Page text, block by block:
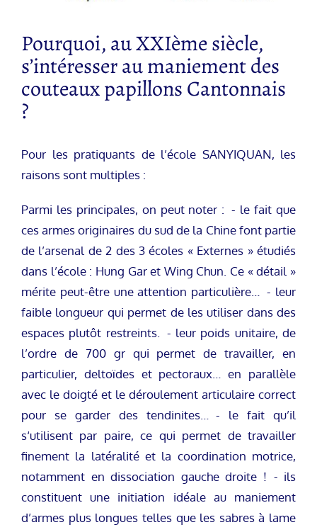
Pourquoi, au XXIème siècle,
s’intéresser au maniement des
couteaux papillons Cantonnais
?
Pour les pratiquants de l’école SANYIQUAN, les
raisons sont multiples :
Parmi les principales, on peut noter : - le fait que
ces armes originaires du sud de la Chine font partie
de l’arsenal de 2 des 3 écoles « Externes » étudiés
dans l’école : Hung Gar et Wing Chun. Ce « détail »
mérite peut-être une attention particulière… - leur
faible longueur qui permet de les utiliser dans des
espaces plutôt restreints. - leur poids unitaire, de
l’ordre de 700 gr qui permet de travailler, en
particulier, deltoïdes et pectoraux… en parallèle
avec le doigté et le déroulement articulaire correct
pour se garder des tendinites… - le fait qu’il
s‘utilisent par paire, ce qui permet de travailler
finement la latéralité et la coordination motrice,
notamment en dissociation gauche droite ! - ils
constituent une initiation idéale au maniement
d’armes plus longues telles que les sabres à lame